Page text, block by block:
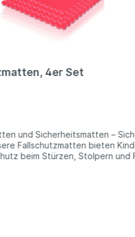
4er Set
und Sicherheitsmatten –
Fallschutzmatten bieten
beim Stürzen, Stolpern und
hervorstehende Kanten
die ideale Fugenbildung